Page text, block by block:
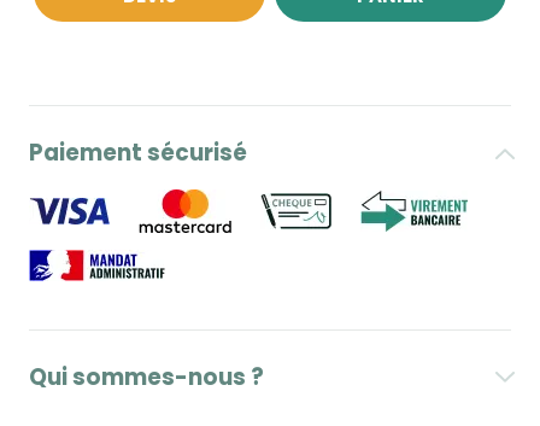
Paiement sécurisé
Qui sommes-nous ?